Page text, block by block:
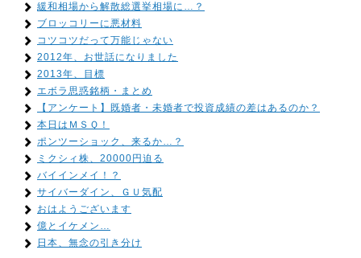
緩和相場から解散総選挙相場に…？
ブロッコリーに悪材料
コツコツだって万能じゃない
2012年、お世話になりました
2013年、目標
エボラ思惑銘柄・まとめ
【アンケート】既婚者・未婚者で投資成績の差はあるのか？
本日はＭＳＱ！
ポンツーショック、来るか…？
ミクシィ株、20000円迫る
バイインメイ！？
サイバーダイン、ＧＵ気配
おはようございます
億とイケメン…
日本、無念の引き分け